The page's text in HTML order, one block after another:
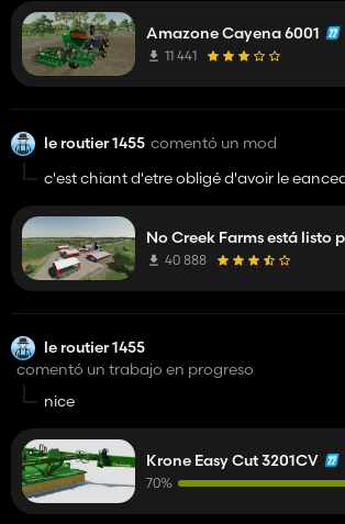
Amazone Cayena 6001
11 441
le routier 1455 comentó un mod
c'est chiant d'etre obligé d'avoir le
cause de ca laissé les joueur choisir si il en
40 888
le routier 1455
comentó un trabajo en progreso
nice
Krone Easy Cut 3201CV
70%